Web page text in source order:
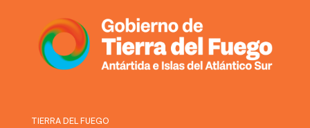
TIERRA DEL FUEGO